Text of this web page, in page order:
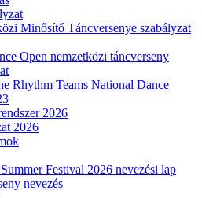
Minősítő Táncversenye szabályzat
Open nemzetközi táncverseny
Rhythm Teams National Dance
2026
2026
Festival 2026 nevezési lap
nevezés